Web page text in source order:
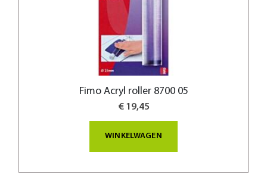
Fimo Acryl roller 8700 05
€ 19,45
WINKELWAGEN